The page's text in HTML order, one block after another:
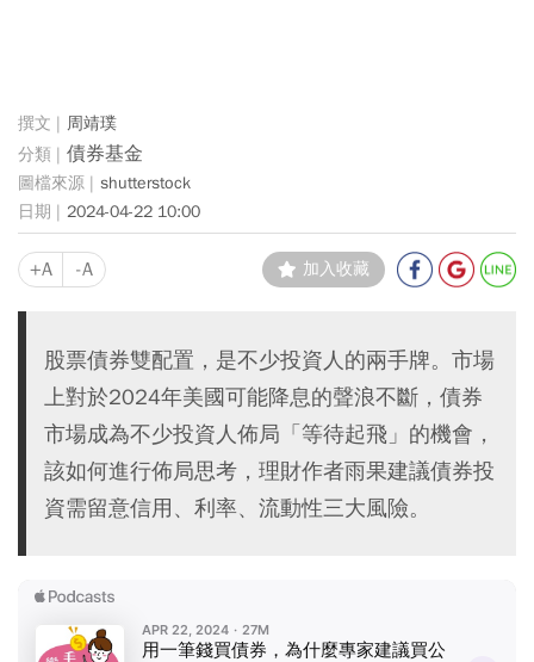
周靖璞
債券基金
shutterstock
2024-04-22 10:00
+A -A 加入收藏
股票債券雙配置，是不少投資人的兩手牌。市場
上對於2024年美國可能降息的聲浪不斷，債券
市場成為不少投資人佈局「等待起飛」的機會，
該如何進行佈局思考，理財作者雨果建議債券投
資需留意信用、利率、流動性三大風險。